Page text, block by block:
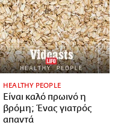
HEALTHY PEOPLE
Είναι καλό πρωινό η
βρόμη; Ένας γιατρός
απαντά